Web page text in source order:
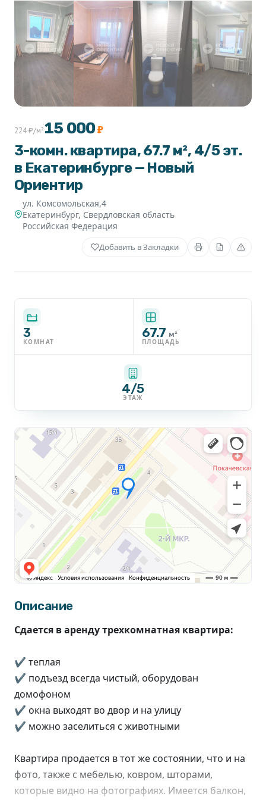
3-комн. квартира, 67.7 м², 4/5 эт.
в Екатеринбурге — Новый
Ориентир
ул. Комсомольская,4
Екатеринбург, Свердловская область
Российская Федерация
224 ₽/м²15 000 ₽
Добавить в Закладки
3
КОМНАТ
67.7 м²
ПЛОЩАДЬ
4/5
ЭТАЖ
Описание
Сдается в аренду трехкомнатная квартира:
✔ теплая
✔ подъезд всегда чистый, оборудован
домофоном
✔ окна выходят во двор и на улицу
✔ можно заселиться с животными
Квартира продается в тот же состоянии, что и на
фото, также с мебелью, ковром, шторами,
которые видно на фотографиях. Имеется балкон,